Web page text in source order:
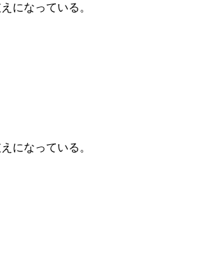
になっている。
になっている。